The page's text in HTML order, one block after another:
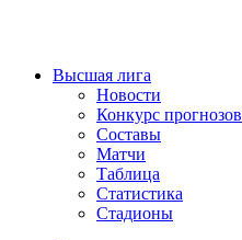
Высшая лига
Новости
Конкурс прогнозов
Составы
Матчи
Таблица
Статистика
Стадионы